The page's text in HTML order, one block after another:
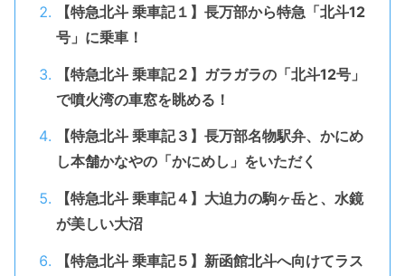
【特急北斗 乗車記１】長万部から特急「北斗12
号」に乗車！
【特急北斗 乗車記２】ガラガラの「北斗12号」
で噴火湾の車窓を眺める！
【特急北斗 乗車記３】長万部名物駅弁、かにめ
し本舗かなやの「かにめし」をいただく
【特急北斗 乗車記４】大迫力の駒ヶ岳と、水鏡
が美しい大沼
【特急北斗 乗車記５】新函館北斗へ向けてラス